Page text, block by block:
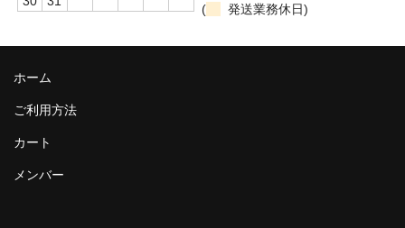
(
発送業務休日)
ホーム
ご利用方法
カート
メンバー